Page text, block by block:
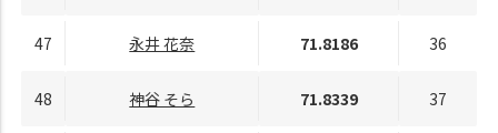
47 永井 花奈 71.8186 36
48 神谷 そら 71.8339 37